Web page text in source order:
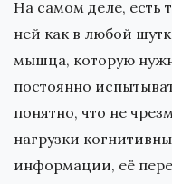
На самом деле, есть
ней как в любой
мышца, которую
постоянно
понятно, что не
нагрузки
информации, её